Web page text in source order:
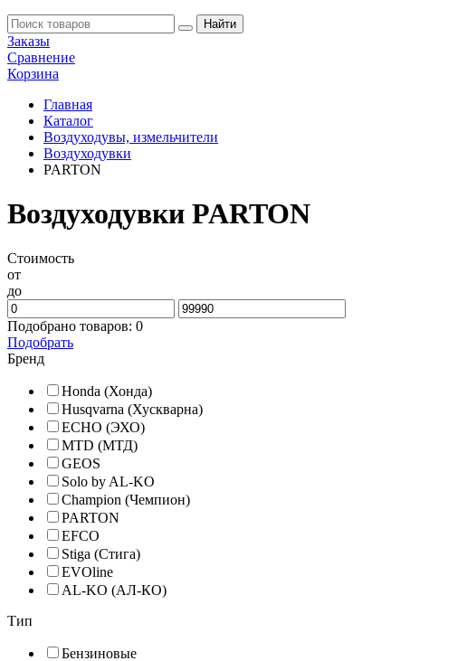
Заказы
Сравнение
Корзина
Главная
Каталог
Воздуходувы, измельчители
Воздуходувки
PARTON
Воздуходувки PARTON
Стоимость
от
до
Подобрано товаров: 0
Подобрать
Бренд
Honda (Хонда)
Husqvarna (Хускварна)
ECHO (ЭХО)
MTD (МТД)
GEOS
Solo by AL-KO
Champion (Чемпион)
PARTON
EFCO
Stiga (Стига)
EVOline
AL-KO (АЛ-КО)
Тип
Бензиновые